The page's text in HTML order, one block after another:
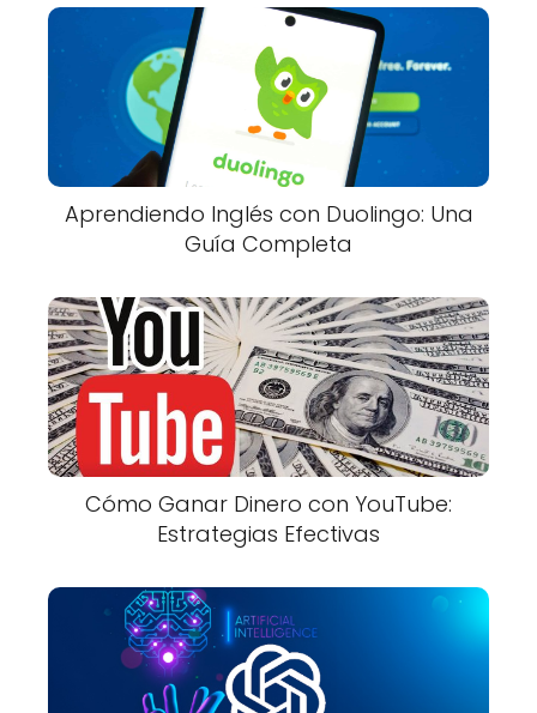
Aprendiendo Inglés con Duolingo: Una
Guía Completa
Cómo Ganar Dinero con YouTube:
Estrategias Efectivas